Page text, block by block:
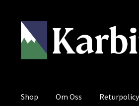
Hoppa
till
navigering
Hoppa
till
innehåll
Shop Om Oss Returpolicy